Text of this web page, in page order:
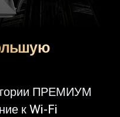
ПРЕМИУМ
к Wi-Fi